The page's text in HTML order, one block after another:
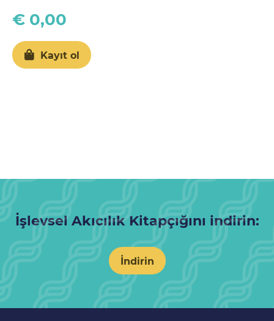
€ 0,00
Kayıt ol
İşlevsel Akıcılık Kitapçığını indirin:
İndirin